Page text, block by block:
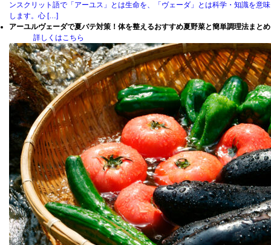
ンスクリット語で「アーユス」とは生命を、「ヴェーダ」とは科学・知識を意味
します。心 […]
アーユルヴェーダで夏バテ対策！体を整えるおすすめ夏野菜と簡単調理法まとめ
詳しくはこちら